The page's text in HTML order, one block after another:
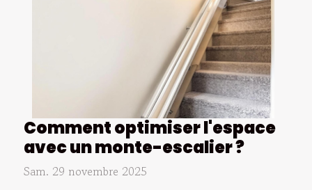
Comment optimiser l'espace
avec un monte-escalier ?
Sam. 29 novembre 2025